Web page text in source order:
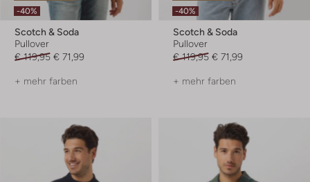
-40%
Scotch & Soda
Pullover
€ 119,95 € 71,99
+ mehr farben
-40%
Scotch & Soda
Pullover
€ 119,95 € 71,99
+ mehr farben